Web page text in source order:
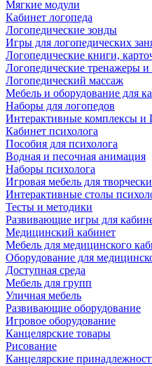
Мягкие модули
Кабинет логопеда
Логопедические зонды
Игры для логопедических
Логопедические книги,
Логопедические тренажеры и
Логопедический массаж
Мебель и оборудование для
Наборы для логопедов
Интерактивные комплексы
Кабинет психолога
Пособия для психолога
Водная и песочная анимация
Наборы психолога
Игровая мебель для
Интерактивные столы
Тесты и методики
Развивающие игры для
Медицинский кабинет
Мебель для медицинского
Оборудование для
Доступная среда
Мебель для групп
Уличная мебель
Развивающие оборудование
Игровое оборудование
Канцелярские товары
Рисование
Канцелярские